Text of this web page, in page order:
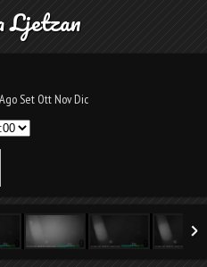
Ljetzan
AgoSet Ott Nov Dic